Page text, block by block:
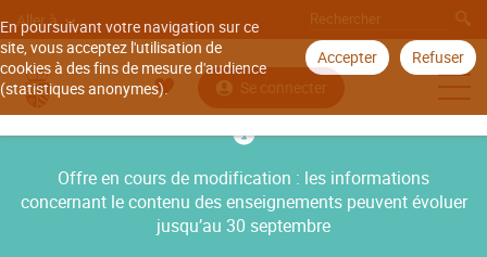
En poursuivant votre navigation sur ce
site, vous acceptez l'utilisation de
cookies à des fins de mesure d'audience
(statistiques anonymes).
Accepter Refuser
Aller à
Se connecter
Offre en cours de modification : les informations
concernant le contenu des enseignements peuvent évoluer
jusqu’au 30 septembre